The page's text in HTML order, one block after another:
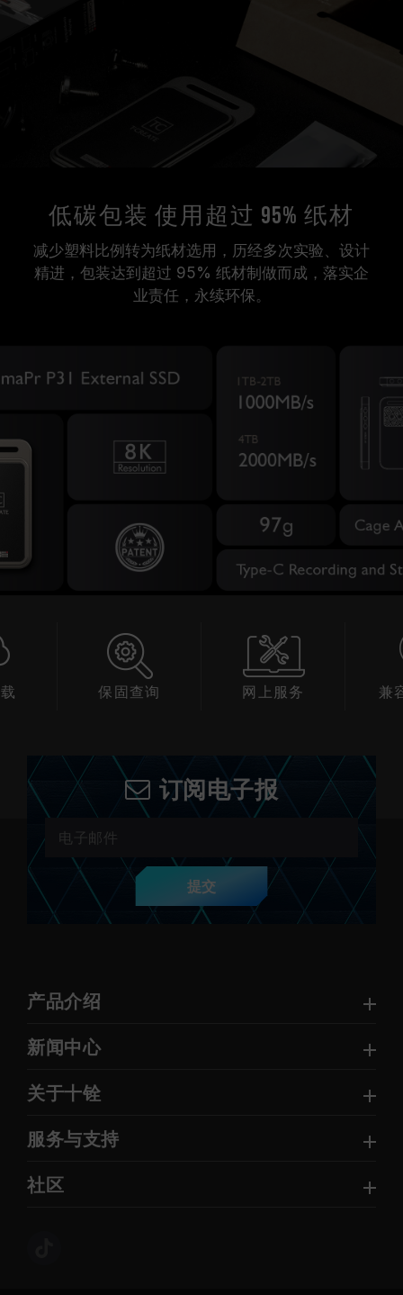
低碳包装 使用超过 95% 纸材
减少塑料比例转为纸材选用，历经多次实验、设计
精进，包装达到超过 95% 纸材制做而成，落实企
业责任，永续环保。
保固查询 网上服务 兼
订阅电子报
提交
产品介绍
新闻中心
关于十铨
服务与支持
社区